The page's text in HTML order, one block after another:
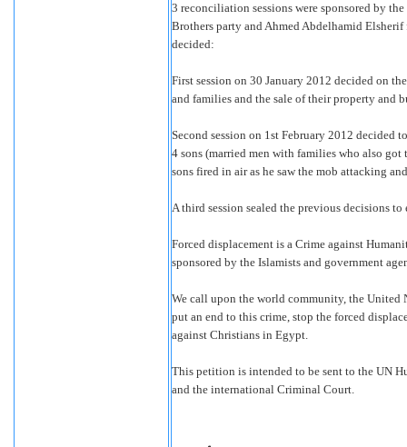
3 reconciliation sessions were sponsored by
Brothers party and Ahmed Abdelhamid
decided:
First session on 30 January 2012 decided on
and families and the sale of their property and
Second session on 1st February 2012 decided
4 sons (married men with families who also got
sons fired in air as he saw the mob attacking
A third session sealed the previous decisions
Forced displacement is a Crime against
sponsored by the Islamists and government
We call upon the world community, the United
put an end to this crime, stop the forced
against Christians in Egypt.
This petition is intended to be sent to the UN
and the international Criminal Court.